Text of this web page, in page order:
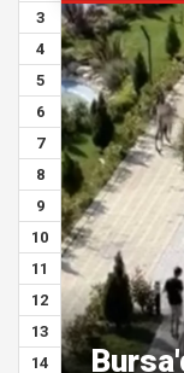
3
4
5
6
7
8
9
10
11
12
13
14